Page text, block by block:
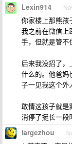
Lexin914
你家楼上那熊孩
我之前在微信上
手，但就是管不
后来我没招了，
什么的。他爸妈
子一见我这个外
敢情这孩子就是
消停了挺长一段
largezhou